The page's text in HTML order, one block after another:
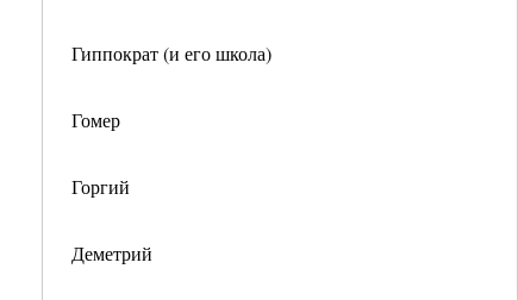
Гиппократ (и его школа)
Гомер
Горгий
Деметрий